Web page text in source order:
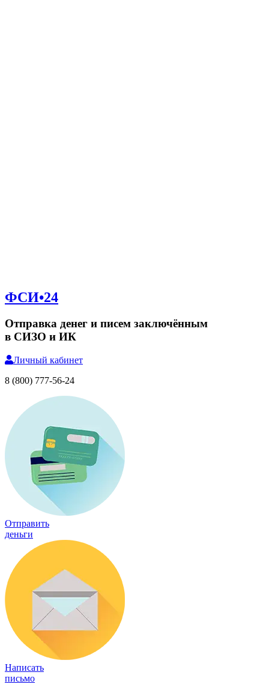
ФСИ•24
Отправка денег и писем заключённым
в СИЗО и ИК
Личный кабинет
8 (800) 777-56-24
Отправить
деньги
Написать
письмо